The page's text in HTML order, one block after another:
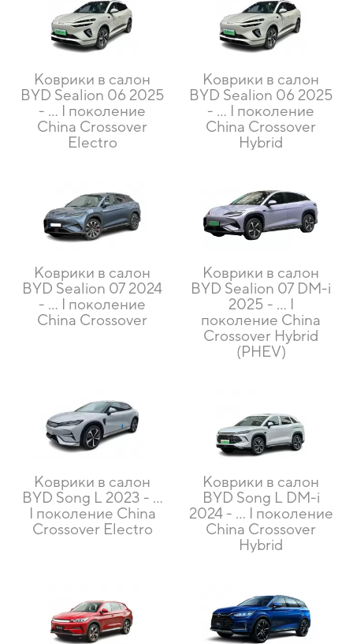
Коврики в салон
BYD Sealion 06 2025
- … I поколение
China Crossover
Electro
Коврики в салон
BYD Sealion 06 2025
- … I поколение
China Crossover
Hybrid
Коврики в салон
BYD Sealion 07 2024
- … I поколение
China Crossover
Коврики в салон
BYD Sealion 07 DM-i
2025 - … I
поколение China
Crossover Hybrid
(PHEV)
Коврики в салон
BYD Song L 2023 - …
I поколение China
Crossover Electro
Коврики в салон
BYD Song L DM-i
2024 - … I поколение
China Crossover
Hybrid